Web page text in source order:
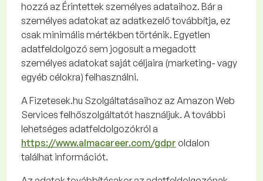
hozzá az Érintettek személyes adataihoz. Bár a
személyes adatokat az adatkezelő továbbítja, ez
csak minimális mértékben történik. Egyetlen
adatfeldolgozó sem jogosult a megadott
személyes adatokat saját céljaira (marketing- vagy
egyéb célokra) felhasználni.
AFizetesek.hu Szolgáltatásaihoz az Amazon Web
Servicesfelhőszolgáltatót használjuk. A további
lehetséges adatfeldolgozókról a
https://www.almacareer.com/gdpr oldalon
találhat információt.